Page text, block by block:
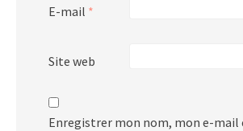
E-mail *
Site web
Enregistrer mon nom, mon e-mail